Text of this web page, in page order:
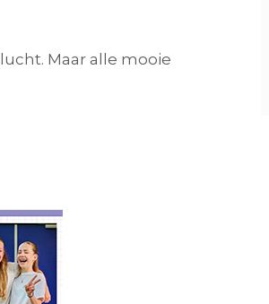
Maar alle mooie